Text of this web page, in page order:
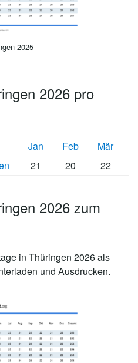
2025
2026 pro
Jan Feb Mär
21 20 22
2026 zum
in Thüringen 2026als
und Ausdrucken.